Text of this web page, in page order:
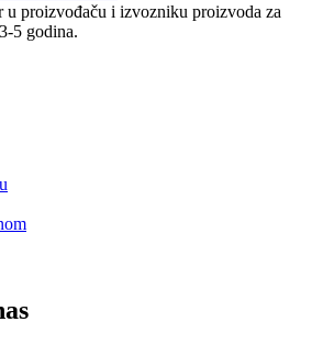
proizvođaču i izvozniku proizvoda za
5 godina.